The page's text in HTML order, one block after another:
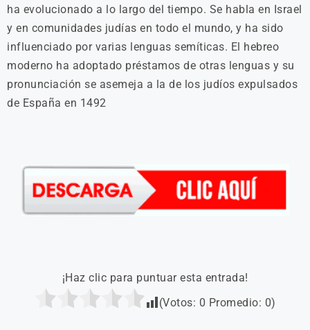
ha evolucionado a lo largo del tiempo. Se habla en Israel
y en comunidades judías en todo el mundo, y ha sido
influenciado por varias lenguas semíticas. El hebreo
moderno ha adoptado préstamos de otras lenguas y su
pronunciación se asemeja a la de los judíos expulsados
de España en 1492
¡Haz clic para puntuar esta entrada!
(Votos: 0 Promedio: 0)